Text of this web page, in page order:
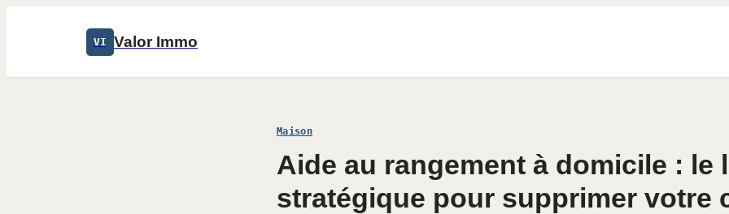
VI Valor Immo
Maison
Aide au rangement à domicile : le
stratégique pour supprimer votre